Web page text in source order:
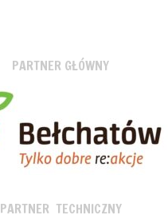
PARTNER GŁÓWNY
PARTNER TECHNICZNY